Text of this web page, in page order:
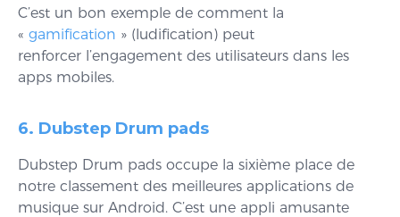
C’est un bon exemple de comment la
« gamification » (ludification) peut
renforcer l’engagement des utilisateurs dans les
apps mobiles.
6. Dubstep Drum pads
Dubstep Drum pads occupe la sixième place de
notre classement des meilleures applications de
musique sur Android. C’est une appli amusante